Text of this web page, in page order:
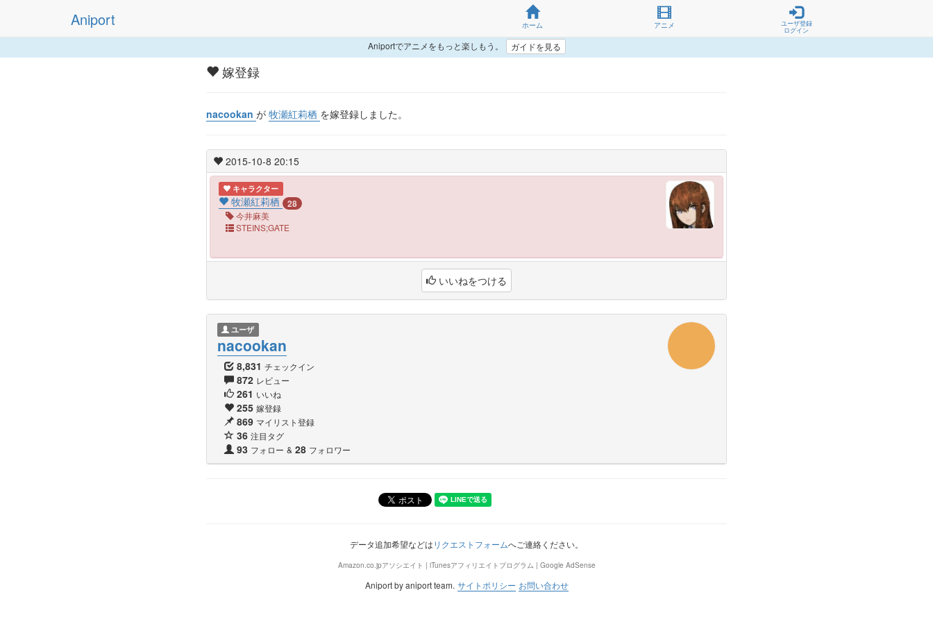
Aniport ホーム アニメ
ユーザ登録
ログイン
Aniportでアニメをもっと楽しもう。 ガイドを見る
嫁登録
nacookan が 牧瀬紅莉栖 を嫁登録しました。
2015-10-8 20:15
キャラクター
牧瀬紅莉栖 28
今井麻美
STEINS;GATE
いいねをつける
ユーザ
nacookan
8,831 チェックイン
872 レビュー
261 いいね
255 嫁登録
869 マイリスト登録
36 注目タグ
93 フォロー & 28 フォロワー
データ追加希望などはリクエストフォームへご連絡ください。
Amazon.co.jpアソシエイト | iTunesアフィリエイトプログラム | Google AdSense
Aniport by aniport team. サイトポリシー お問い合わせ